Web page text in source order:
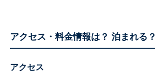
アクセス・料金情報は？ 泊まれる？
アクセス